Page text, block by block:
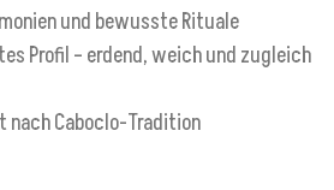
und bewusste Rituale
Profil – erdend, weich und zugleich
nach Caboclo-Tradition